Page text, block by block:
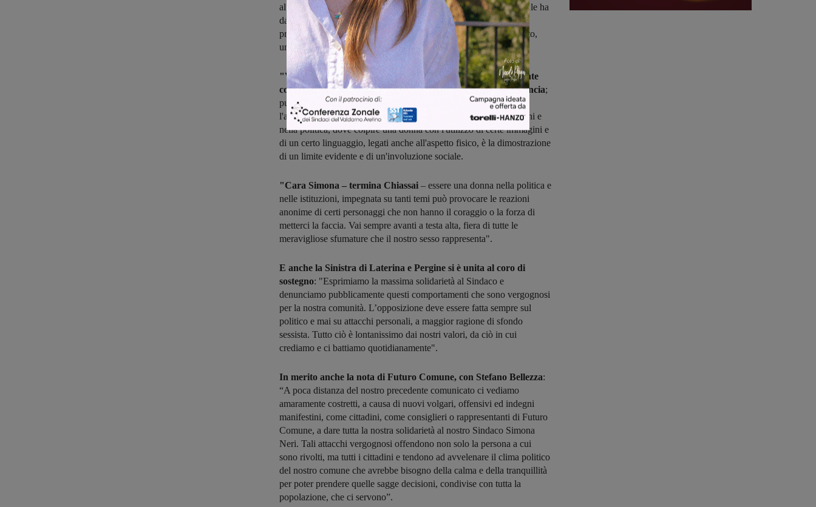
al giorno d'oggi, tema, questo, su cui Neri si è soffermata e su cui le ha
dato totale appoggio e solidarietà il sindaco di Montevarchi e
presidente della provincia Silvia Chiassai Martini in un comunicato,
unendosi agli altri numerosi interventi di sostegno e solidarietà.
"Voglio esprimere la mia solidarietà e vicinanza principalmente
come donna, ma anche come sindaco e presidente della provincia;
purtroppo tutto ciò conferma quanto ancora abbiamo da fare per
l'affermazione di una cultura del rispetto soprattutto nelle istituzioni e
nella politica, dove colpire una donna con l'utilizzo di certe immagini e
di un certo linguaggio, legati anche all'aspetto fisico, è la dimostrazione
di un limite evidente e di un'involuzione sociale.
"Cara Simona – termina Chiassai – essere una donna nella politica e
nelle istituzioni, impegnata su tanti temi può provocare le reazioni
anonime di certi personaggi che non hanno il coraggio o la forza di
metterci la faccia. Vai sempre avanti a testa alta, fiera di tutte le
meravigliose sfumature che il nostro sesso rappresenta".
E anche la Sinistra di Laterina e Pergine si è unita al coro di
sostegno: "Esprimiamo la massima solidarietà al Sindaco e
denunciamo pubblicamente questi comportamenti che sono vergognosi
per la nostra comunità. L’opposizione deve essere fatta sempre sul
politico e mai su attacchi personali, a maggior ragione di sfondo
sessista. Tutto ciò è lontanissimo dai nostri valori, da ciò in cui
crediamo e ci battiamo quotidianamente".
In merito anche la nota di Futuro Comune, con Stefano Bellezza:
“A poca distanza del nostro precedente comunicato ci vediamo
amaramente costretti, a causa di nuovi volgari, offensivi ed indegni
manifestini, come cittadini, come consiglieri o rappresentanti di Futuro
Comune, a dare tutta la nostra solidarietà al nostro Sindaco Simona
Neri. Tali attacchi vergognosi offendono non solo la persona a cui
sono rivolti, ma tutti i cittadini e tendono ad avvelenare il clima politico
del nostro comune che avrebbe bisogno della calma e della tranquillità
per poter prendere quelle sagge decisioni, condivise con tutta la
popolazione, che ci servono”.